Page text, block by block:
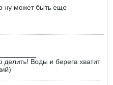
ну может быть еще
Воды и берега хватит